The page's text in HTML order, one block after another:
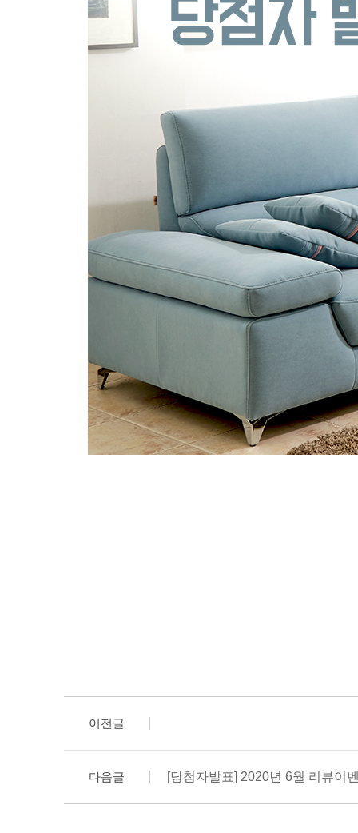
이전글
다음글 [당첨자발표] 2020년 6월 리뷰이